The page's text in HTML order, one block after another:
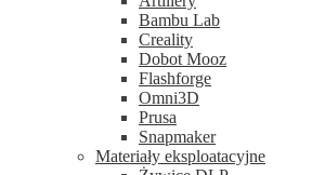
Bambu Lab
Creality
Dobot Mooz
Flashforge
Omni3D
Prusa
Snapmaker
Materiały eksploatacyjne